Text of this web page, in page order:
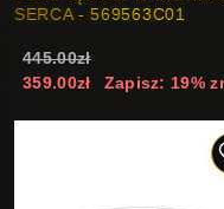
SERCA - 569563C01
445.00zł
359.00zł
Zapisz: 19%